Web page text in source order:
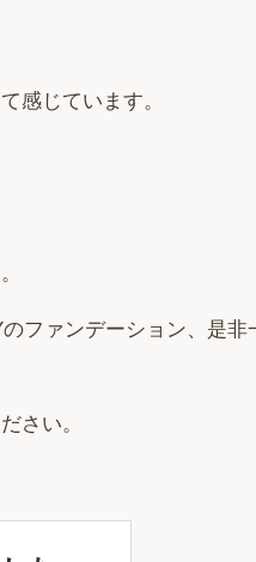
感じています。
ファンデーション、是非
さい。